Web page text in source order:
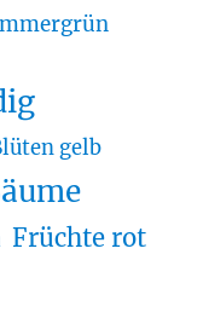
gelb
Früchte rot